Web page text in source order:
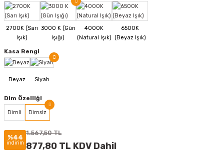
Kasa Rengi
Dim Özelliği
Dimli Dimsiz
%44
indirim
1.567,50 TL
877,80 TL KDV Dahil